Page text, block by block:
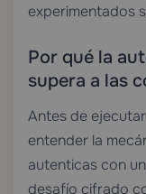
experimentados
Por qué la
supera a las
Antes de
entender la
autenticas con
desafío cifrado